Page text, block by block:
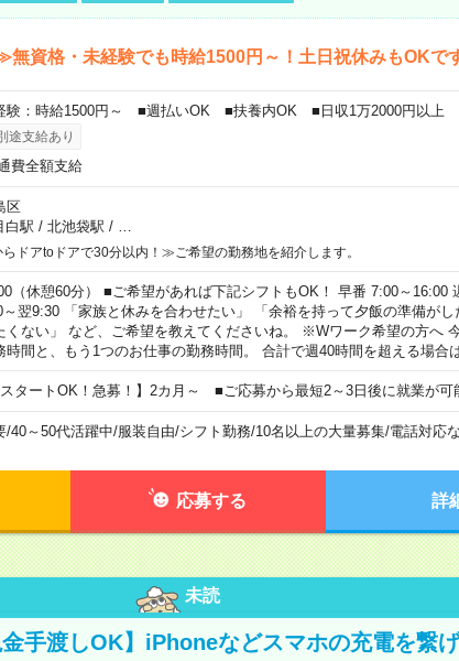
資格・未経験でも時給1500円～！土日祝休みもOKです
験：時給1500円～ ■週払いOK ■扶養内OK ■日収1万2000円以上
途支給あり
費全額支給
区
白駅 / 北池袋駅 /
ドアtoドアで30分以内！≫ご希望の勤務地を紹介します。
（休憩60分） ■ご希望があれば下記シフトもOK！ 早番 7:00～16:00
翌9:30 「家族と休みを合わせたい」 「余裕を持って夕飯の準備が
くない」 など、ご希望を教えてくださいね。 ※Wワーク希望の方へ
時間と、もう1つのお仕事の勤務時間。 合計で週40時間を超える場合
スタートOK！急募！】2カ月～ ■ご応募から最短2～3日後に就業が可
/40～50代活躍中/服装自由/シフト勤務/10名以上の大量募集/電話対応
応募する 詳
未読
金手渡しOK】iPhoneなどスマホの充電を繋